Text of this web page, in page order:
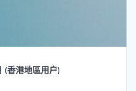
(香港地區用户)